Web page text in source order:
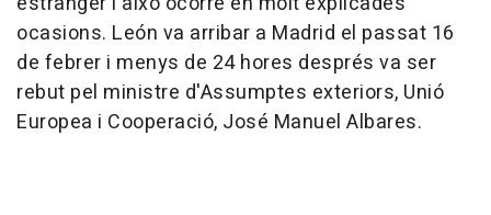
ocasions. León va arribar a Madrid el passat 16
de febrer i menys de 24 hores després va ser
rebut pel ministre d'Assumptes exteriors, Unió
Europea i Cooperació, José Manuel Albares.